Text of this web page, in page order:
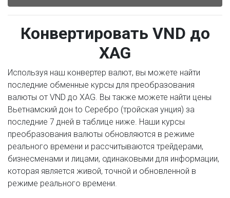
Конвертировать VND до
XAG
Используя наш конвертер валют, вы можете найти
последние обменные курсы для преобразования
валюты от VND до XAG. Вы также можете найти цены
Вьетнамский дон to Серебро (тройская унция) за
последние 7 дней в таблице ниже. Наши курсы
преобразования валюты обновляются в режиме
реального времени и рассчитываются трейдерами,
бизнесменами и лицами, одинаковыми для информации,
которая является живой, точной и обновленной в
режиме реального времени.